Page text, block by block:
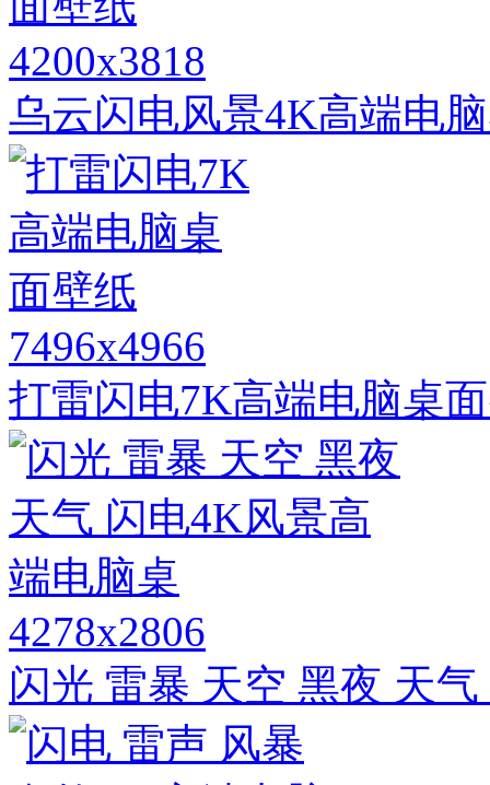
4200x3818
乌云闪电风景4K高端电
7496x4966
打雷闪电7K高端电脑桌
4278x2806
闪光 雷暴 天空 黑夜 天